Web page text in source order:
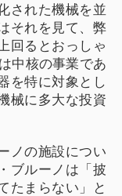
された機械を並
それを見て、弊
回るとおっしゃ
中核の事業であ
を特に対象とし
械に多大な投資
ノの施設につい
ブルーノは「披
たまらない」と